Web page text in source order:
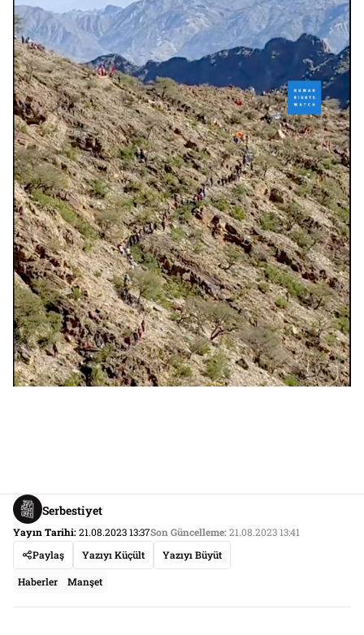
Serbestiyet
Yayın Tarihi:21.08.2023 13:37Son Güncelleme:21.08.2023 13:41
Paylaş
Yazıyı Küçült Yazıyı Büyüt
Haberler Manşet